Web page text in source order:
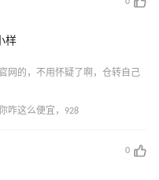
样
官网的，不用怀疑了啊，仓转自己
咋这么便宜，928
0